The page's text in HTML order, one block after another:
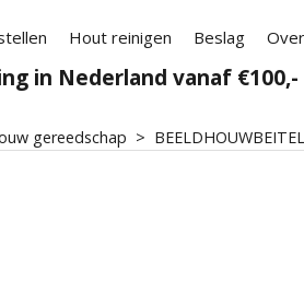
Hout reinigen Beslag
in Nederland vanaf €100,-
gereedschap >